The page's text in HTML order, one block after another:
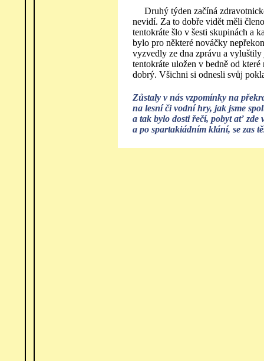
Druhý týden začíná
nevidí. Za to dobře vidět měli
tentokráte šlo v šesti skupinách a
bylo pro některé nováčky
vyzvedly ze dna zprávu a
tentokráte uložen v bedně od
dobrý. Všichni si odnesli svůj
Zůstaly v nás vzpomínky na
na lesní či vodní hry, jak jsme
a tak bylo dosti řečí, pobyt ať zde
a po spartakiádním klání, se zas